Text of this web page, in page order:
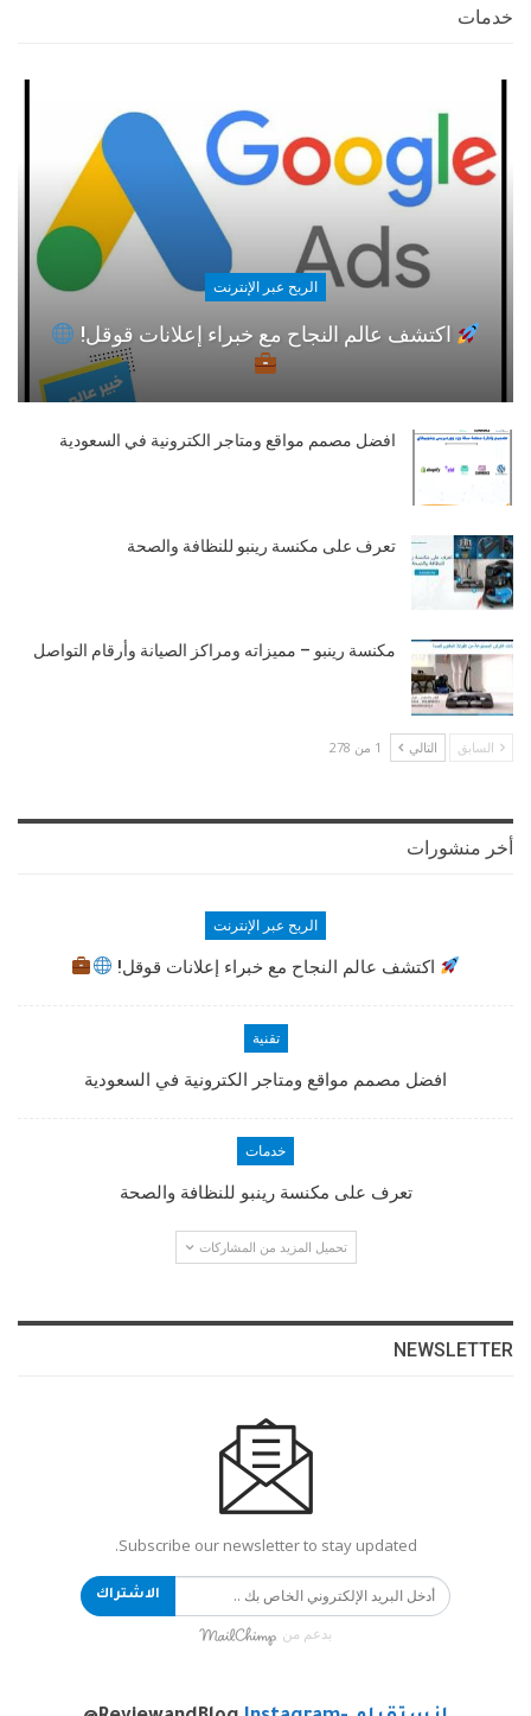
خدمات
الربح عبر الإنترنت
اكتشف عالم النجاح مع خبراء إعلانات قوقل!
افضل مصمم مواقع ومتاجر الكترونية في السعودية
تعرف على مكنسة رينبو للنظافة والصحة
مكنسة رينبو – مميزاته ومراكز الصيانة وأرقام التواصل
السابق التالي 1 من 278
أخر منشورات
الربح عبر الإنترنت
اكتشف عالم النجاح مع خبراء إعلانات قوقل!
تقنية
افضل مصمم مواقع ومتاجر الكترونية في السعودية
خدمات
تعرف على مكنسة رينبو للنظافة والصحة
تحميل المزيد من المشاركات
NEWSLETTER
Subscribe our newsletter to stay updated.
الاشتراك
بدعم من